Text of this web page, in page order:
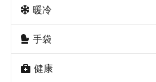
暖冷
手袋
健康